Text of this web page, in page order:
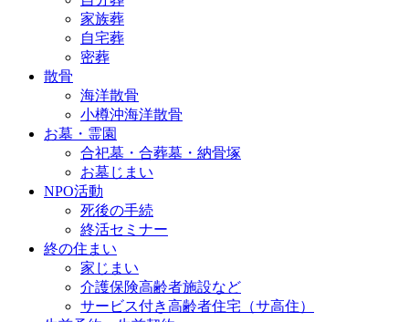
家族葬
自宅葬
密葬
散骨
海洋散骨
小樽沖海洋散骨
お墓・霊園
合祀墓・合葬墓・納骨塚
お墓じまい
NPO活動
死後の手続
終活セミナー
終の住まい
家じまい
介護保険高齢者施設など
サービス付き高齢者住宅（サ高住）